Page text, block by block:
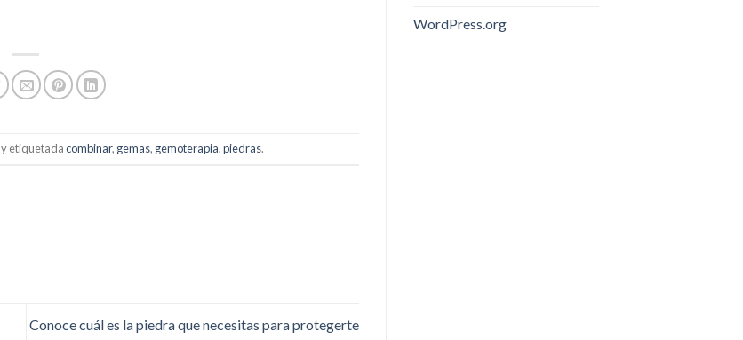
y etiquetadacombinar, gemas, gemoterapia,piedras.
Conoce cuál es la piedra que necesitas para protegerte
WordPress.org